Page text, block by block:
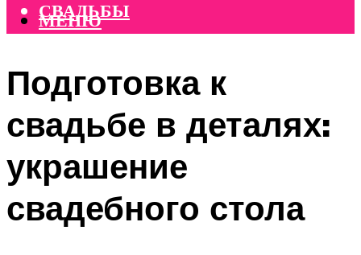
СВАДЬБЫ
МЕНЮ
Подготовка к
свадьбе в деталях:
украшение
свадебного стола